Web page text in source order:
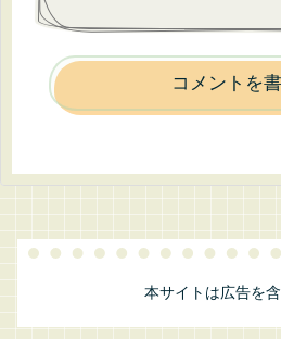
コメントを
本サイトは広告を含